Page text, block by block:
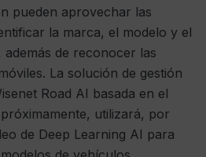
pueden aprovechar las
la marca, el modelo y el
de reconocer las
La solución de gestión
Road AI basada en el
utilizará, por
de Deep Learning AI para